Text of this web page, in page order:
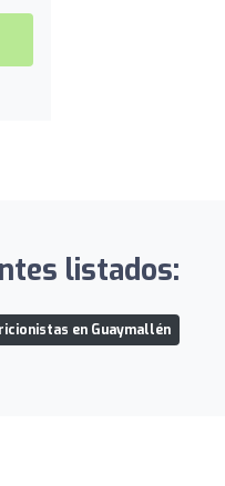
listados:
en Guaymallén